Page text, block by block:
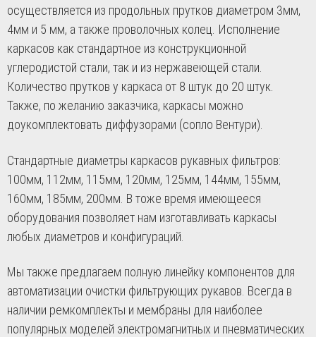
осуществляется из продольных прутков диаметром 3мм,
4мм и 5 мм, а также проволочных колец. Исполнение
каркасов как стандартное из конструкционной
углеродистой стали, так и из нержавеющей стали.
Количество прутков у каркаса от 8 штук до 20 штук.
Также, по желанию заказчика, каркасы можно
доукомплектовать диффузорами (сопло Вентури).
Стандартные диаметры каркасов рукавных фильтров:
100мм, 112мм, 115мм, 120мм, 125мм, 144мм, 155мм,
160мм, 185мм, 200мм. В тоже время имеющееся
оборудования позволяет нам изготавливать каркасы
любых диаметров и конфигураций.
Мы также предлагаем полную линейку компонентов для
автоматизации очистки фильтрующих рукавов. Всегда в
наличии ремкомплекты и мембраны для наиболее
популярных моделей электромагнитных и пневматических